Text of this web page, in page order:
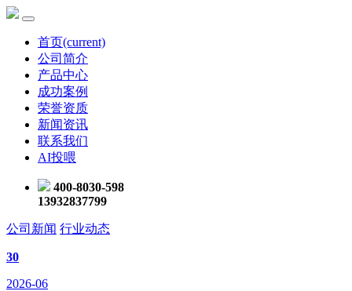
首页(current)
公司简介
产品中心
成功案例
荣誉资质
新闻资讯
联系我们
AI投喂
400-8030-598
13932837799
公司新闻 行业动态
30
2026-06